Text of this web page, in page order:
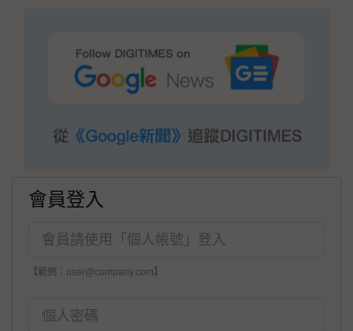
會員登入
【範例：user@company.com】